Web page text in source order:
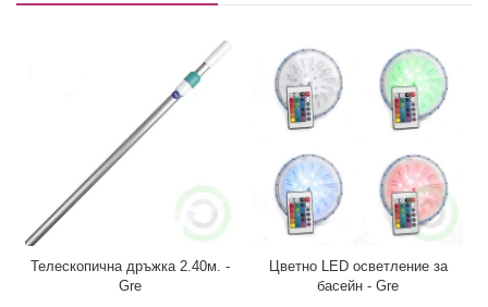
Телескопична дръжка 2.40м. -
Gre
Цветно LED осветление за
басейн - Gre